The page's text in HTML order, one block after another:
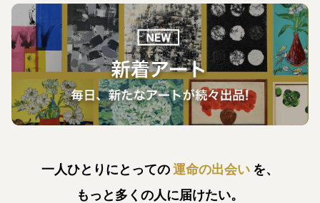
一人ひとりにとっての運命の出会い を、
もっと多くの人に届けたい。